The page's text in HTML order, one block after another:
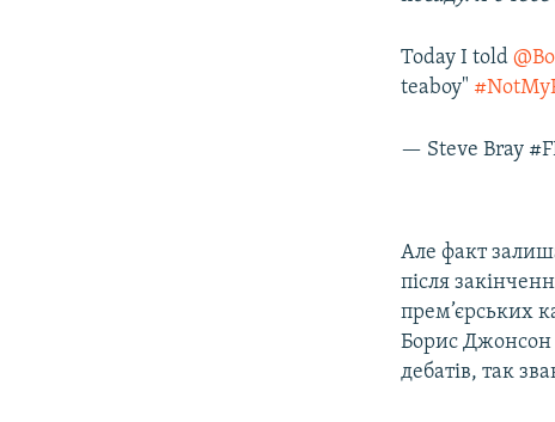
Today I told
teaboy"
— Steve Bray
Але факт
після
прем’єрських
Борис Джонсон
дебатів, так